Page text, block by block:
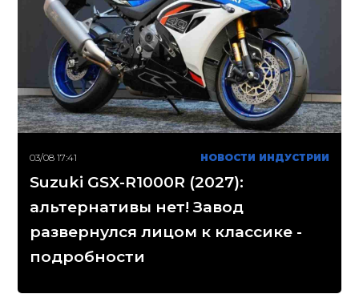
03/08 17:41 НОВОСТИ ИНДУСТРИИ
Suzuki GSX-R1000R (2027):
альтернативы нет! Завод
развернулся лицом к классике -
подробности